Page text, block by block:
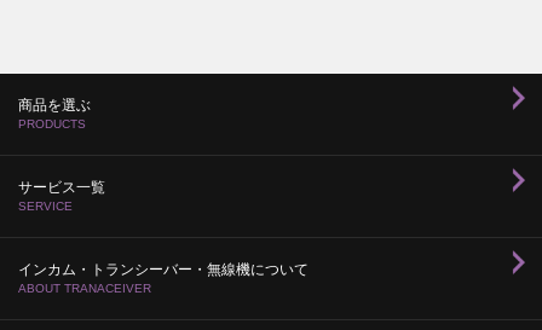
商品を選ぶ
PRODUCTS
サービス一覧
SERVICE
インカム・トランシーバー・無線機について
ABOUT TRANACEIVER